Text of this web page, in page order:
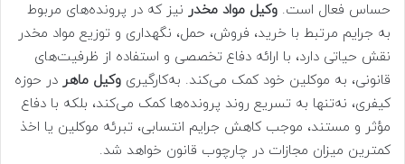
حساس فعال است. وکیل مواد مخدر نیز که در پرونده‌های مربوط
به جرایم مرتبط با خرید، فروش، حمل، نگهداری و توزیع مواد مخدر
نقش حیاتی دارد، با ارائه دفاع تخصصی و استفاده از ظرفیت‌های
قانونی، به موکلین خود کمک می‌کند. به‌کارگیری وکیل ماهر در حوزه
کیفری، نه‌تنها به تسریع روند پرونده‌ها کمک می‌کند، بلکه با دفاع
مؤثر و مستند، موجب کاهش جرایم انتسابی، تبرئه موکلین یا اخذ
کمترین میزان مجازات در چارچوب قانون خواهد شد.